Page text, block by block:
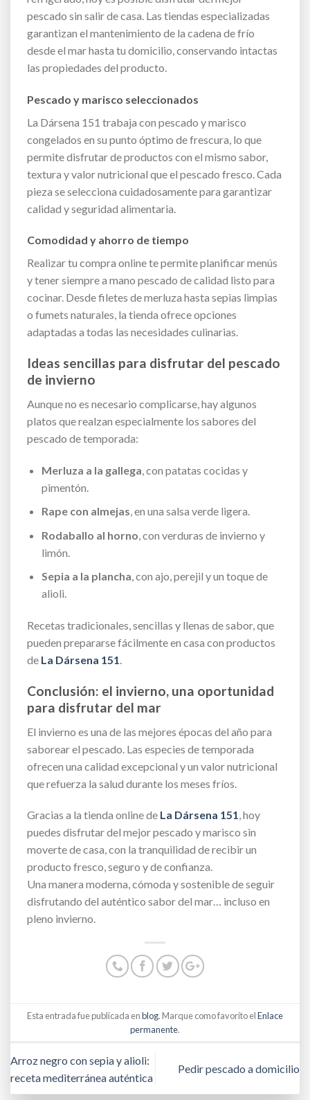
pescado sin salir de casa. Las tiendas especializadas
garantizan el mantenimiento de la cadena de frío
desde el mar hasta tu domicilio, conservando intactas
las propiedades del producto.
Pescado y marisco seleccionados
La Dársena 151 trabaja con pescado y marisco
congelados en su punto óptimo de frescura, lo que
permite disfrutar de productos con el mismo sabor,
textura y valor nutricional que el pescado fresco. Cada
pieza se selecciona cuidadosamente para garantizar
calidad y seguridad alimentaria.
Comodidad y ahorro de tiempo
Realizar tu compra online te permite planificar menús
y tener siempre a mano pescado de calidad listo para
cocinar. Desde filetes de merluza hasta sepias limpias
o fumets naturales, la tienda ofrece opciones
adaptadas a todas las necesidades culinarias.
Ideas sencillas para disfrutar del pescado
de invierno
Aunque no es necesario complicarse, hay algunos
platos que realzan especialmente los sabores del
pescado de temporada:
Merluza a la gallega , con patatas cocidas y
pimentón.
Rape con almejas, en una salsa verde ligera.
Rodaballo al horno, con verduras de invierno y
limón.
Sepia a la plancha, con ajo, perejil y un toque de
alioli.
Recetas tradicionales, sencillas y llenas de sabor, que
pueden prepararse fácilmente en casa con productos
de La Dársena 151.
Conclusión: el invierno, una oportunidad
para disfrutar del mar
El invierno es una de las mejores épocas del año para
saborear el pescado. Las especies de temporada
ofrecen una calidad excepcional y un valor nutricional
que refuerza la salud durante los meses fríos.
Gracias a la tienda online de La Dársena 151, hoy
puedes disfrutar del mejor pescado y marisco sin
moverte de casa, con la tranquilidad de recibir un
producto fresco, seguro y de confianza.
Una manera moderna, cómoda y sostenible de seguir
disfrutando del auténtico sabor del mar… incluso en
pleno invierno.
Esta entrada fue publicada enblog. Marque como favorito elEnlace
permanente.
Arroz negro con sepia y alioli:
receta mediterránea auténtica
Pedir pescado a domicilio